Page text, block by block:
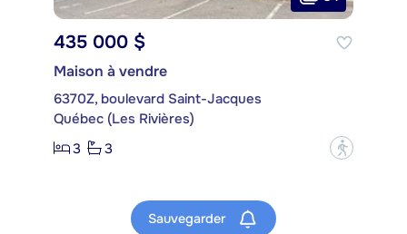
435 000 $
Maison à vendre
6370Z, boulevard Saint-Jacques
Québec (Les Rivières)
3
3 ?
Sauvegarder